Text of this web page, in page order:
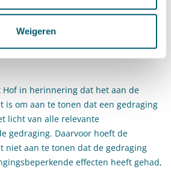
Weigeren
daarvoor niet nodig dat distributeurs
de producent aanwijzingen geeft aan
invloed kunnen zijn op hun
in herinnering dat het aan de
is om aan te tonen dat een gedraging
licht van alle relevante
gedraging. Daarvoor hoeft de
niet aan te tonen dat de gedraging
effecten heeft gehad,